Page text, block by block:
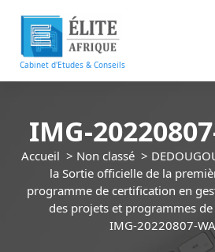
r
Cabinet d'Etudes & Conseils
IMG-
Accueil > Non classé >
la Sortie officielle de la
programme de certification en
des projets et programmes
IMG-20220807-